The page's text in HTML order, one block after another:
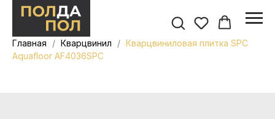
Главная Кварцвинил
Кварцвиниловая плитка SPC
Aquafloor AF4036SPC